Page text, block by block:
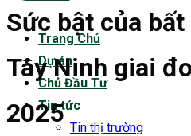
Trang Chủ
Dự án
Chủ Đầu Tư
Tin tức
Tin thị trường
Sức bật của bất
Tây Ninh giai
2025